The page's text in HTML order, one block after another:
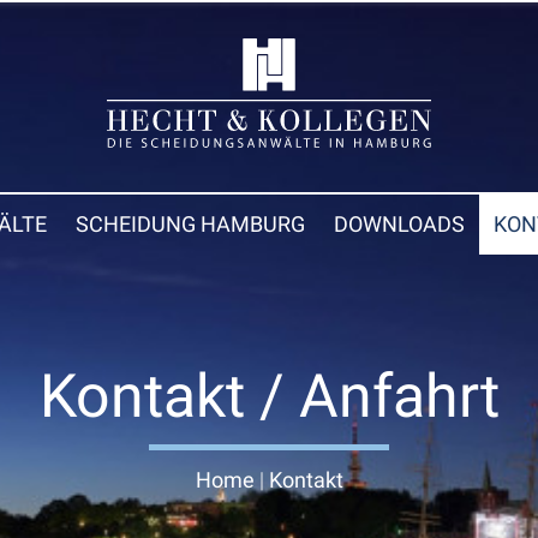
SCHEIDUNG HAMBURG DOWNLOADS
Kontakt / Anfahrt
Home | Kontakt